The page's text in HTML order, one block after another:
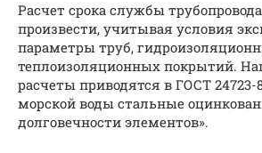
Расчет срока службы
произвести, учитывая условия
параметры труб,
теплоизоляционных покрытий.
расчеты приводятся в ГОСТ 24723-
морской воды стальные
долговечности элементов».